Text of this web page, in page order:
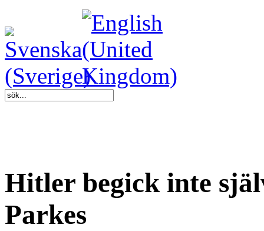
Hitler begick inte
Parkes